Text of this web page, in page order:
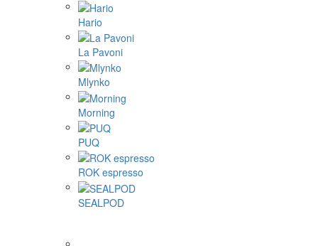
Hario
La Pavoni
Mlynko
Morning
PUQ
ROK espresso
SEALPOD